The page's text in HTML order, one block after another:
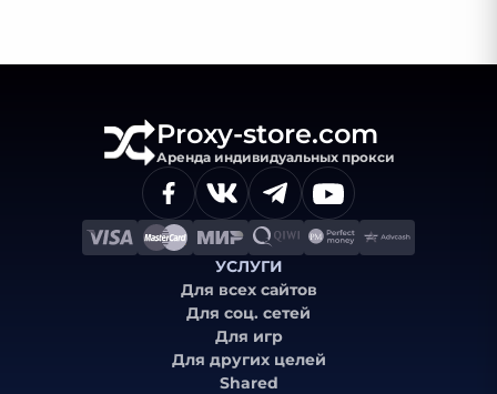
Proxy-store.com
Аренда индивидуальных прокси
УСЛУГИ
Для всех сайтов
Для соц. сетей
Для игр
Для других целей
Shared